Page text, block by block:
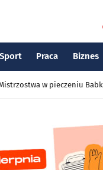
Sport Praca Biznes
w pieczeniu